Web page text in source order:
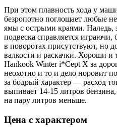
При этом плавность хода у
безропотно поглощает любые
ямы с острыми краями. Наледь,
подвеска справляется
в поворотах присутствуют, но
валкости и раскачки. Хороши и
Hankook Winter i*Cept X за
неохотно и то и дело норовит
за бодрый характер — расход
выпивает 14-15 литров
на пару литров меньше.
Цена с характером